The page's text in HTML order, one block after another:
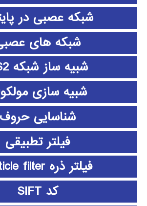
شبکه عصبی در
شبکه های
شبیه ساز شبکه NS2
شبیه سازی
شناسایی حروف
فیلتر تطبیقی
فیلتر ذره particle filter
کد SIFT